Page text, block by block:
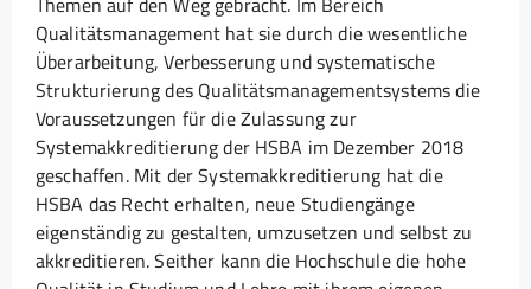
Qualitätsmanagement hat sie durch die wesentliche
Überarbeitung, Verbesserung und systematische
Strukturierung des Qualitätsmanagementsystems die
Voraussetzungen für die Zulassung zur
Systemakkreditierung der HSBA im Dezember 2018
geschaffen. Mit der Systemakkreditierung hat die
HSBA das Recht erhalten, neue Studiengänge
eigenständig zu gestalten, umzusetzen und selbst zu
akkreditieren. Seither kann die Hochschule die hohe